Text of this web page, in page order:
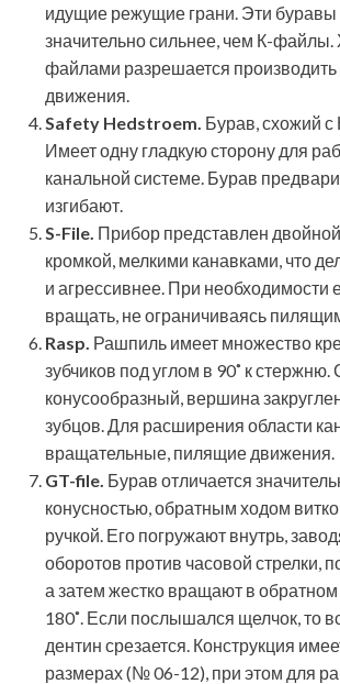
идущие режущие грани. Эти буравы
значительно сильнее, чем К-файлы.
файлами разрешается
движения.
Safety Hedstroem. Бурав, схожий
Имеет одну гладкую сторону для
канальной системе. Бурав
изгибают.
S-File. Прибор представлен
кромкой, мелкими канавками, что
и агрессивнее. При необходимости
вращать, не ограничиваясь
Rasp. Рашпиль имеет множество
зубчиков под углом в 90˚ к
конусообразный, вершина
зубцов. Для расширения области
вращательные, пилящие движения.
GT-file. Бурав отличается
конусностью, обратным ходом
ручкой. Его погружают внутрь,
оборотов против часовой стрелки,
а затем жестко вращают в
180˚. Если послышался щелчок, то
дентин срезается. Конструкция
размерах (№ 06-12), при этом для